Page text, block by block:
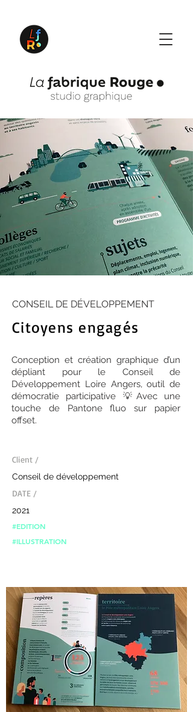
CONSEIL DE DÉVELOPPEMENT
Citoyens engagés
Conception et création graphique d’un
dépliant pour le Conseil de
Développement Loire Angers, outil de
démocratie participative 💡Avec une
touche de Pantone fluo sur papier
offset.
Client /
Conseil de développement
DATE /
2021
#EDITION
#ILLUSTRATION